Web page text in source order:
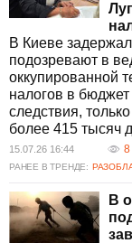
В Киеве
подозревают в
оккупированной
налогов в
следствия,
более 415 тысяч
15.07.26 16:44 8
РАНЕЕ В ТРЕНДЕ:
В